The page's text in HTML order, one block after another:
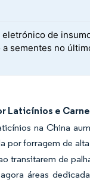
de
sementes no
Laticínios e
na China
por forragem de
transitarem de
áreas